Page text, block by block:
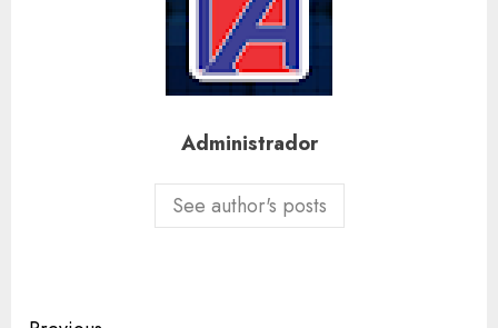
Administrador
See author's posts